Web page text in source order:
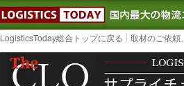
LOGISTICS
LogisticsToday総合トップに戻る 取材のご依頼